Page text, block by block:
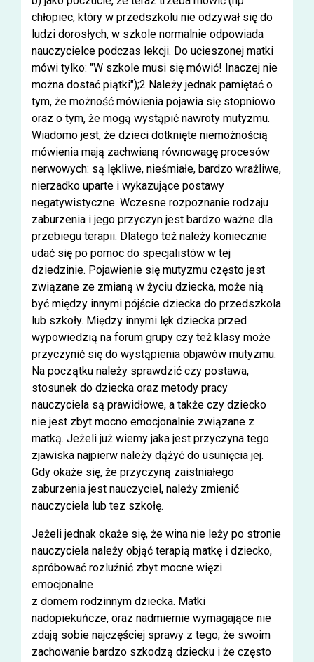
chłopiec, który w przedszkolu nie odzywał się do
ludzi dorosłych, w szkole normalnie odpowiada
nauczycielce podczas lekcji. Do ucieszonej matki
mówi tylko: "W szkole musi się mówić! Inaczej nie
można dostać piątki");2 Należy jednak pamiętać o
tym, że możność mówienia pojawia się stopniowo
oraz o tym, że mogą wystąpić nawroty mutyzmu.
Wiadomo jest, że dzieci dotknięte niemożnością
mówienia mają zachwianą równowagę procesów
nerwowych: są lękliwe, nieśmiałe, bardzo wrażliwe,
nierzadko uparte i wykazujące postawy
negatywistyczne. Wczesne rozpoznanie rodzaju
zaburzenia i jego przyczyn jest bardzo ważne dla
przebiegu terapii. Dlatego też należy koniecznie
udać się po pomoc do specjalistów w tej
dziedzinie. Pojawienie się mutyzmu często jest
związane ze zmianą w życiu dziecka, może nią
być między innymi pójście dziecka do przedszkola
lub szkoły. Między innymi lęk dziecka przed
wypowiedzią na forum grupy czy też klasy może
przyczynić się do wystąpienia objawów mutyzmu.
Na początku należy sprawdzić czy postawa,
stosunek do dziecka oraz metody pracy
nauczyciela są prawidłowe, a także czy dziecko
nie jest zbyt mocno emocjonalnie związane z
matką. Jeżeli już wiemy jaka jest przyczyna tego
zjawiska najpierw należy dążyć do usunięcia jej.
Gdy okaże się, że przyczyną zaistniałego
zaburzenia jest nauczyciel, należy zmienić
nauczyciela lub tez szkołę.
Jeżeli jednak okaże się, że wina nie leży po stronie
nauczyciela należy objąć terapią matkę i dziecko,
spróbować rozluźnić zbyt mocne więzi
emocjonalne
z domem rodzinnym dziecka. Matki
nadopiekuńcze, oraz nadmiernie wymagające nie
zdają sobie najczęściej sprawy z tego, że swoim
zachowanie bardzo szkodzą dziecku i że często